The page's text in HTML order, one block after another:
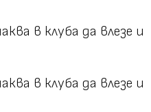
в клуба да влезе и
в клуба да влезе и